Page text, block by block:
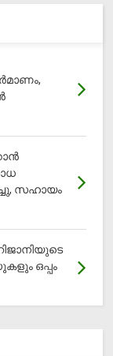
സഹായം
ഒപ്പം